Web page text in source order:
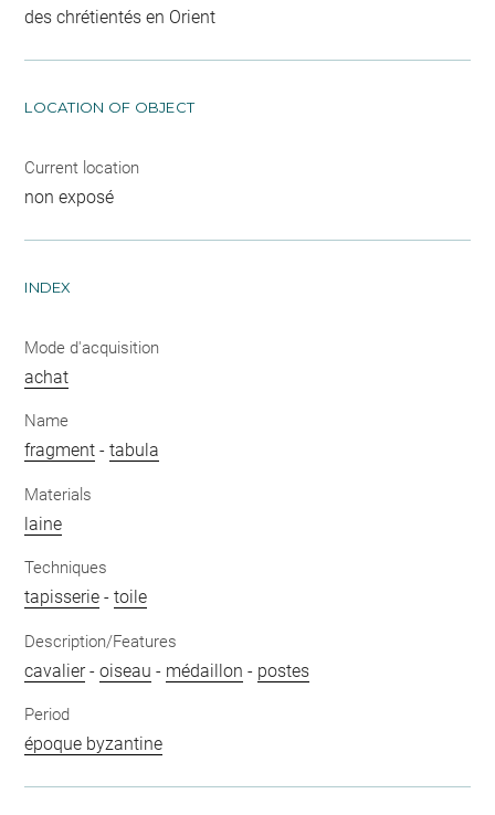
des chrétientés en Orient
LOCATION OF OBJECT
Current location
non exposé
INDEX
Mode d'acquisition
achat
Name
fragment -tabula
Materials
laine
Techniques
tapisserie -toile
Description/Features
cavalier-oiseau - médaillon - postes
Period
époque byzantine